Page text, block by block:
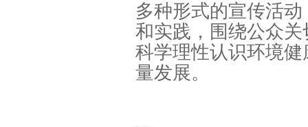
多种形式的宣传活
和实践，围绕公众
科学理性认识环境
量发展。